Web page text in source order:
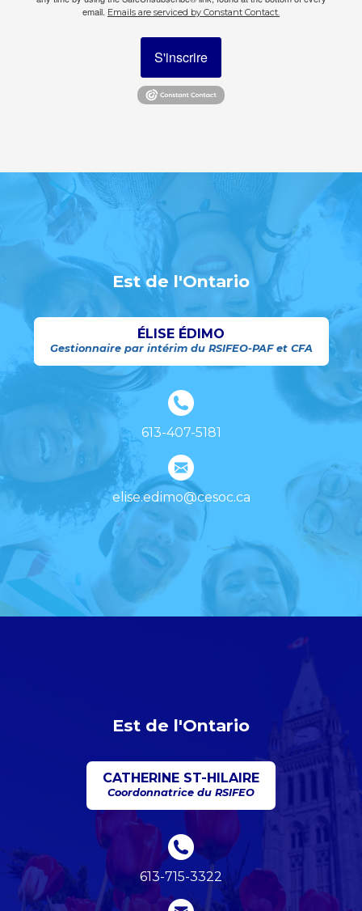
email. Emails are serviced by Constant Contact.
S'inscrire
Est de l'Ontario
ÉLISE ÉDIMO
Gestionnaire par intérim du RSIFEO-PAF et CFA
613-407-5181
elise.edimo@cesoc.ca
Est de l'Ontario
CATHERINE ST-HILAIRE
Coordonnatrice du RSIFEO
613-715-3322